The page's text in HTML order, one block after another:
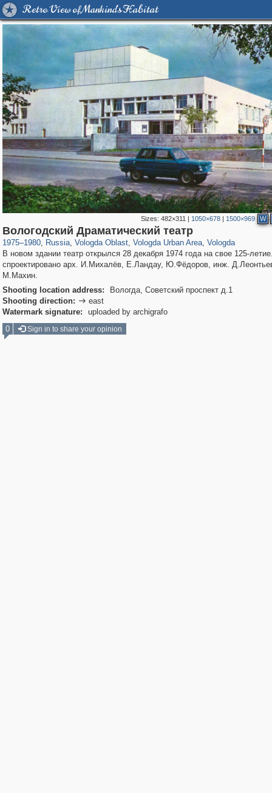
Retro View of Mankind's Habitat
Sizes: 482×311 | 1050×678| 1500×969 W
Вологодский Драматический театр
1975–1980, Russia
1,407,712 29,262
, Vologda Oblast
9,964 295
, Vologda Urban Area
3,961 91
, Vologda
3,922
В новом здании театр открылся 28 декабря 1974 года на свое 125-
спроектировано арх. И.Михалёв, Е.Ландау, Ю.Фёдоров, инж.
М.Махин.
Shooting location address:
Вологда, Советский проспект д.1
Shooting direction:  east
Watermark signature:
uploaded by archigrafo
0
Sign in to share your opinion